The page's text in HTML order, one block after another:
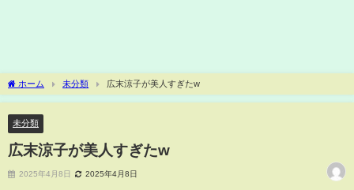
ホーム 未分類 広末涼子が美人すぎたw
未分類
広末涼子が美人すぎたw
2025年4月8日 2025年4月8日